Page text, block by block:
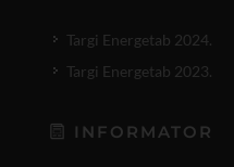
Targi Energetab 2024.
Targi Energetab 2023.
INFORMATOR